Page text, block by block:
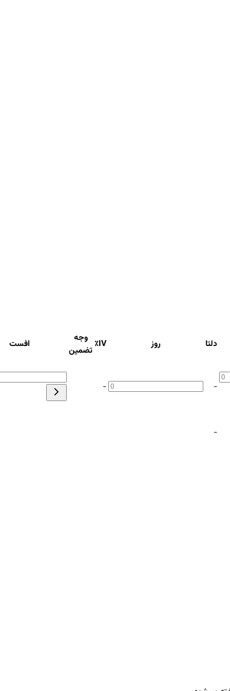
دلتا روز IV٪
وجه
تضمین
افست
-
-
-